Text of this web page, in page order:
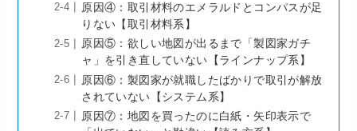
原因④：取引材料のエメラルドとコンパスが足
りない【取引材料系】
原因⑤：欲しい地図が出るまで「製図家ガチ
ャ」を引き直していない【ラインナップ系】
原因⑥：製図家が就職したばかりで取引が解放
されていない【システム系】
原因⑦：地図を買ったのに白紙・矢印表示で